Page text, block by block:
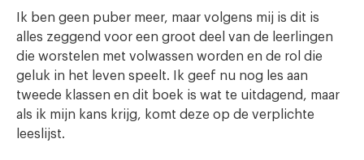
Ik ben geen puber meer, maar volgens mij is dit is
alles zeggend voor een groot deel van de leerlingen
die worstelen met volwassen worden en de rol die
geluk in het leven speelt. Ik geef nu nog les aan
tweede klassen en dit boek is wat te uitdagend, maar
als ik mijn kans krijg, komt deze op de verplichte
leeslijst.